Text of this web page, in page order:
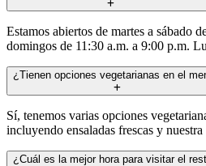
Estamos abiertos de martes a sábado
domingos de 11:30 a.m. a 9:00 p.m.
¿Tienen opciones vegetarianas en el
Sí, tenemos varias opciones
incluyendo ensaladas frescas y
¿Cuál es la mejor hora para visitar el